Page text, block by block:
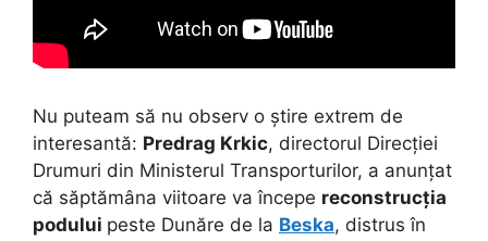
Nu puteam să nu observ o știre extrem de
interesantă: Predrag Krkic, directorul Direcției
Drumuri din Ministerul Transporturilor, a anunțat
că săptămâna viitoare va începe reconstrucția
podului peste Dunăre de la Beska, distrus în